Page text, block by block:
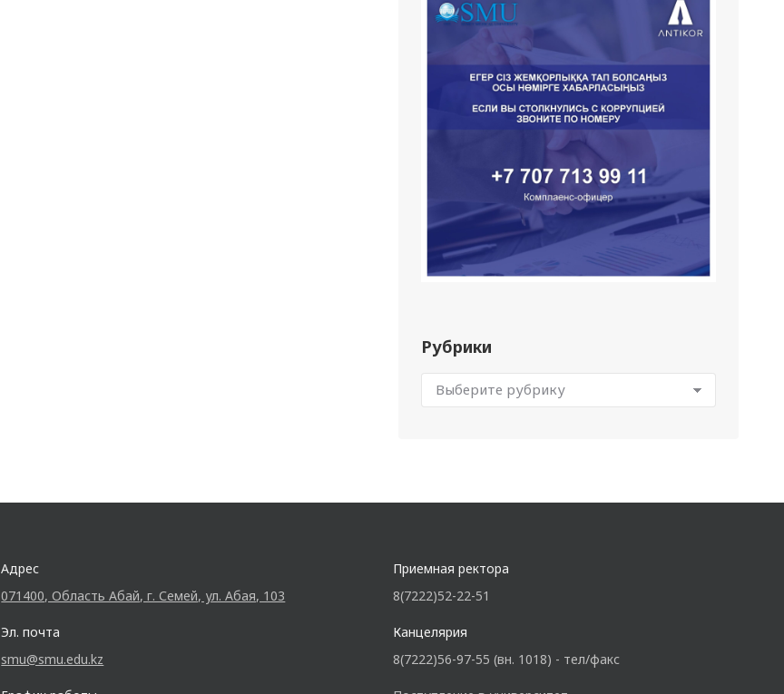
Рубрики
Адрес
071400, Область Абай, г. Семей, ул. Абая, 103
Эл. почта
smu@smu.edu.kz
Приемная ректора
8(7222)52-22-51
Канцелярия
8(7222)56-97-55 (вн. 1018) - тел/факс